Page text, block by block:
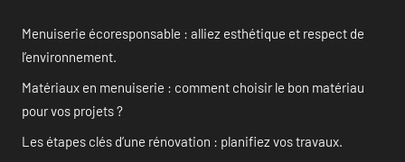
Menuiserie écoresponsable : alliez esthétique et respect de
l’environnement.
Matériaux en menuiserie : comment choisir le bon matériau
pour vos projets ?
Les étapes clés d’une rénovation : planifiez vos travaux.